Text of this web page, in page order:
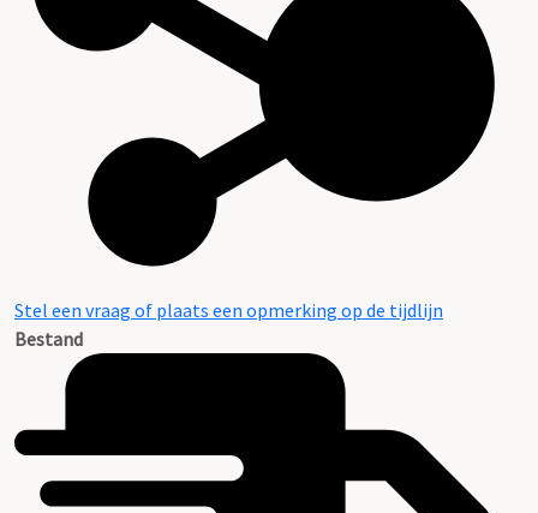
Stel een vraag of plaats een opmerking op de tijdlijn
Bestand